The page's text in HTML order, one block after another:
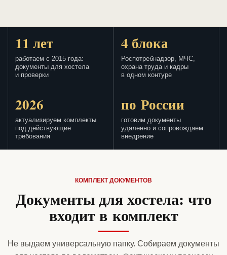
11 лет
работаем с 2015 года:
документы для хостела
и проверки
4 блока
Роспотребнадзор, МЧС,
охрана труда и кадры
в одном контуре
2026
актуализируем комплекты
под действующие
требования
по России
готовим документы
удаленно и сопровождаем
внедрение
КОМПЛЕКТ ДОКУМЕНТОВ
Документы для хостела: что
входит в комплект
Не выдаем универсальную папку. Собираем документы